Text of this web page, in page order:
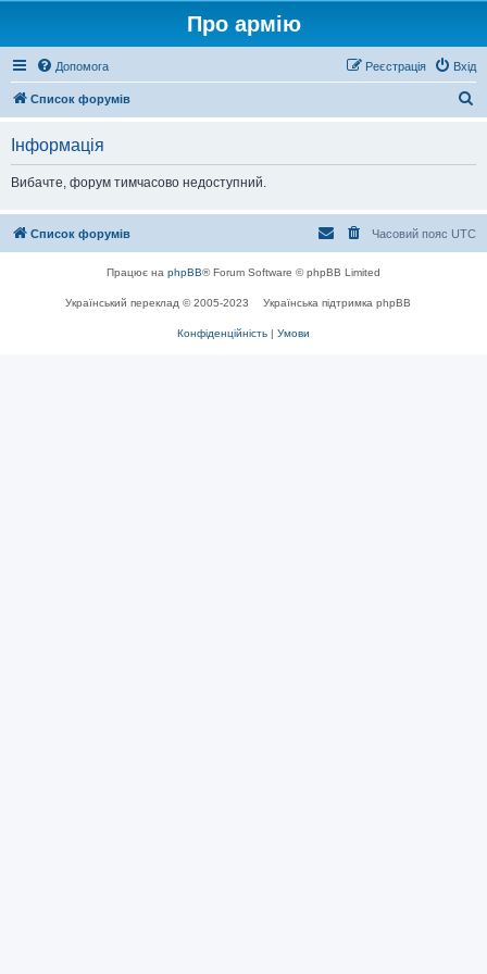
Про армію
Допомога Вхід
Реєстрація
Список форумів
Інформація
Вибачте, форум тимчасово недоступний.
Список форумів Часовий пояс UTC
Працює на phpBB® Forum Software © phpBB Limited
Український переклад © 2005-2023 Українська підтримка phpBB
Конфіденційність | Умови